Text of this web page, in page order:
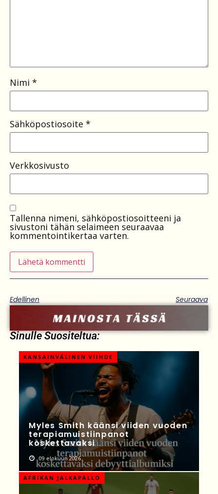
Nimi *
Sähköpostiosoite *
Verkkosivusto
Tallenna nimeni, sähköpostiosoitteeni ja
sivustoni tähän selaimeen seuraavaa
kommentointikertaa varten.
Edellinen Seuraava
Sinulle Suositeltua:
KANSAINVÄLINEN VIIHDE
Myles Smith käänsi viiden vuoden
terapiamuistiinpanot
koskettavaksi
09 elokuun 2026
AFRIKAN JALKAPALLO